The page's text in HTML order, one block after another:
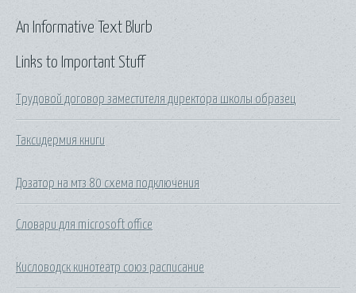
Links to Important Stuff
Трудовой договор заместителя директора школы образец
Таксидермия книги
Дозатор на мтз 80 схема подключения
Словари для microsoft office
Кисловодск кинотеатр союз расписание
An Informative Text Blurb